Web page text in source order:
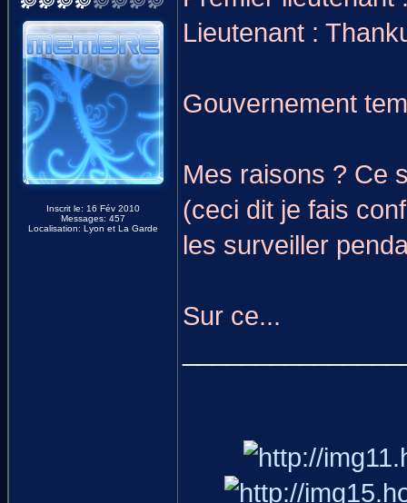
Inscrit le: 16 Fév 2010
Messages: 457
Localisation: Lyon et La Garde
Lieutenant :
Gouvernement
Mes raisons ? Ce
(ceci dit je fais
les surveiller
Sur ce...